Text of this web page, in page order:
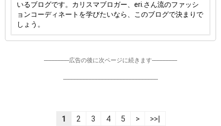
いるブログです。カリスマブロガー、eri.さん流のファッシ
ョンコーディネートを学びたいなら、このブログで決まりで
しょう。
-----------------広告の後に次ページに続きます-----------------
----------------------------------------------------------------
1 2 3 4 5 > >>|